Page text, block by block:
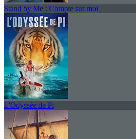
Stand by Me : Compte sur moi
L'Odyssée de Pi